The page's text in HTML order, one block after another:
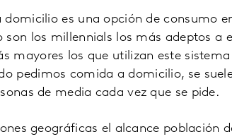
domicilio es una opción de consumo
son los millennials los más adeptos a
mayores los que utilizan este
pedimos comida a domicilio, se
de media cada vez que se pide.
geográficas el alcance población